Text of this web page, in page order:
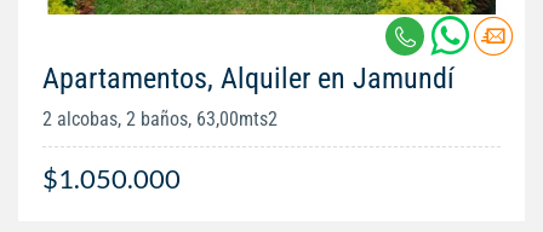
Apartamentos, Alquiler en Jamundí
2 alcobas, 2 baños, 63,00mts2
$1.050.000